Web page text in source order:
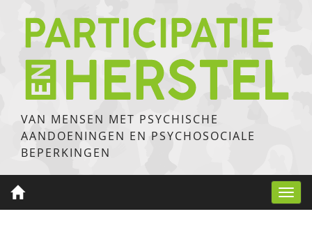
VAN MENSEN MET PSYCHISCHE
AANDOENINGEN EN PSYCHOSOCIALE
BEPERKINGEN